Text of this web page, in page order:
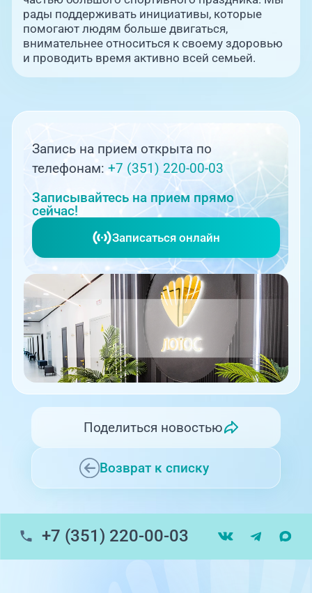
рады поддерживать инициативы, которые
помогают людям больше двигаться,
внимательнее относиться к своему здоровью
и проводить время активно всей семьей.
Запись на прием открыта по
телефонам:+7 (351) 220-00-03
Записывайтесь на прием прямо
сейчас!
Записаться онлайн
Возврат к списку
Поделиться новостью
+7 (351) 220-00-03